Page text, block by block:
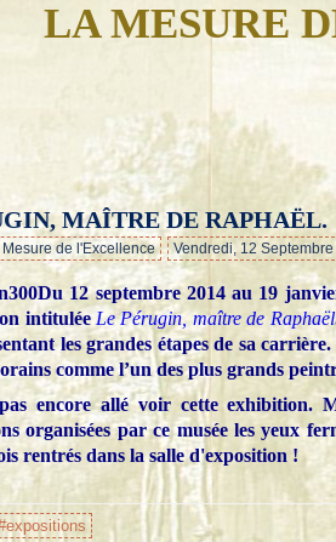
LA MESURE
MAÎTRE DE RAPHAËL.
de l'Excellence Vendredi, 12
Du 12 septembre 2014 au 19
intitulée Le Pérugin, maître de Raphaël
les grandes étapes de sa
comme l’un des plus grands
encore allé voir cette exhibition.
organisées par ce musée les yeux
rentrés dans la salle d'exposition !